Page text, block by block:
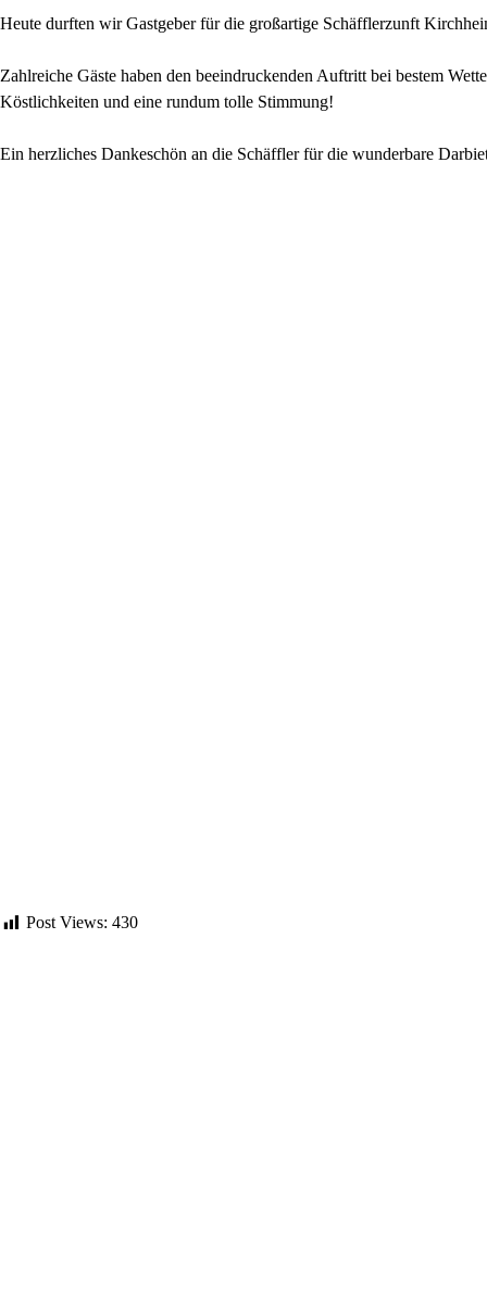
Heute durften wir Gastgeber für die großartige Schäfflerzunft
Zahlreiche Gäste haben den beeindruckenden Auftritt bei bestem
Köstlichkeiten und eine rundum tolle Stimmung!
Ein herzliches Dankeschön an die Schäffler für die wunderbare
Post Views: 430